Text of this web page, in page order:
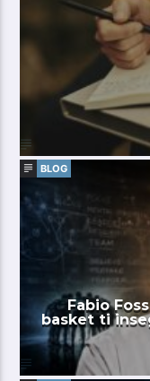
BLOG
Fabio
basket ti